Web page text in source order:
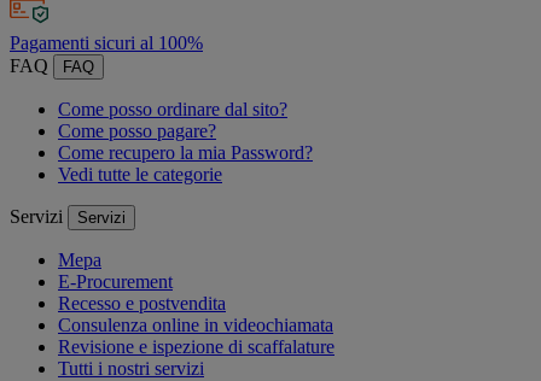
Pagamenti sicuri al 100%
FAQ
FAQ
Come posso ordinare dal sito?
Come posso pagare?
Come recupero la mia Password?
Vedi tutte le categorie
Servizi Servizi
Mepa
E-Procurement
Recesso e postvendita
Consulenza online in videochiamata
Revisione e ispezione di scaffalature
Tutti i nostri servizi